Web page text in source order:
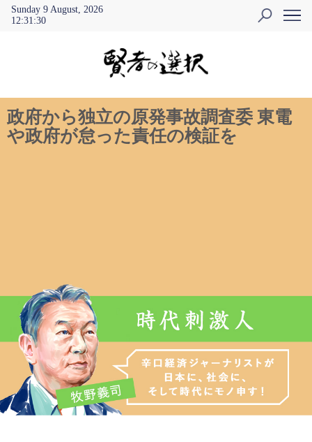
Sunday 9 August, 2026
12:31:31
政府から独立の原発事故調査委 東電
や政府が怠った責任の検証を